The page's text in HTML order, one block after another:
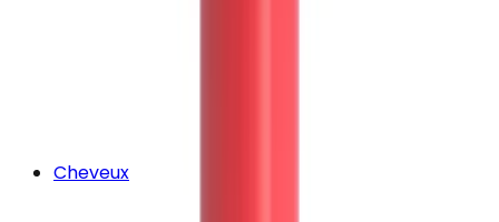
Cheveux